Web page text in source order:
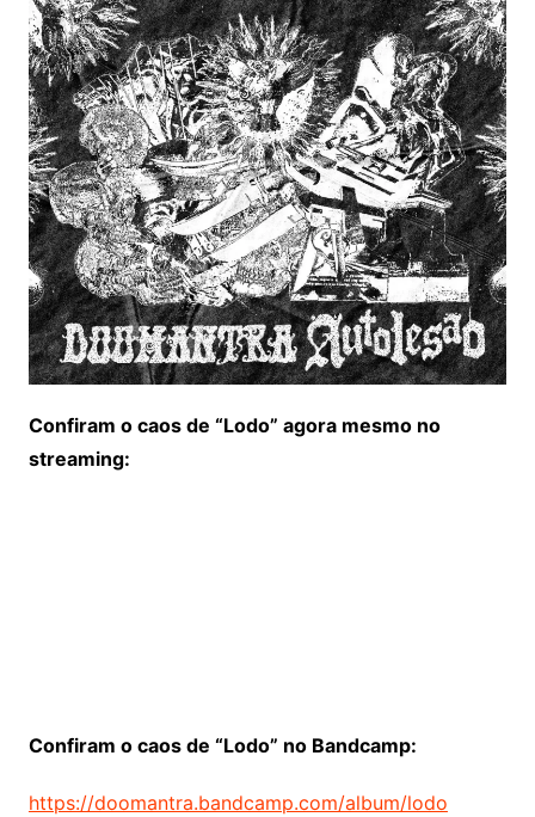
Confiram o caos de “Lodo” agora mesmo no
streaming:
Confiram o caos de “Lodo” no Bandcamp:
https://doomantra.bandcamp.com/album/lodo